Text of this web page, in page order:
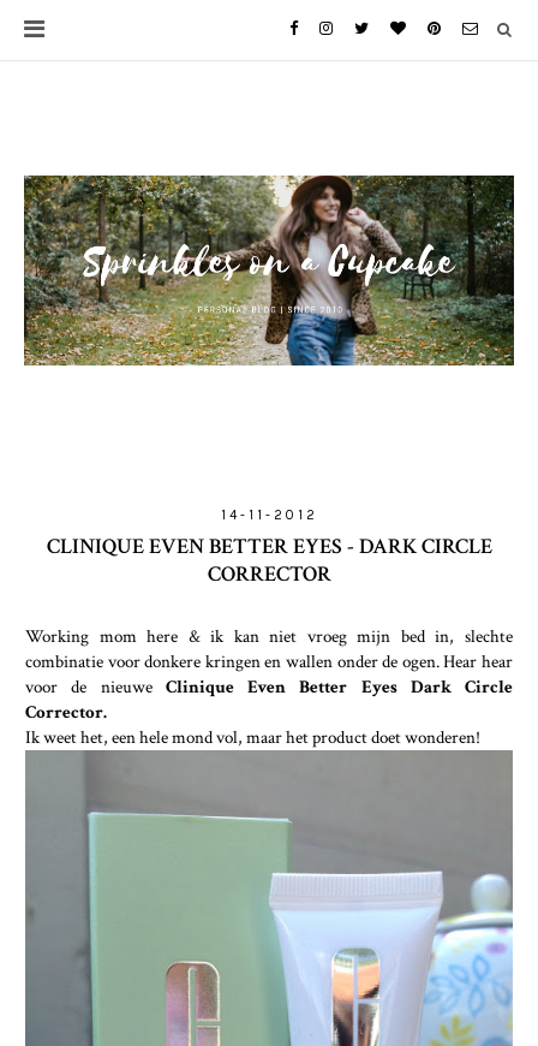
14-11-2012
CLINIQUE EVEN BETTER EYES - DARK CIRCLE
CORRECTOR
Working mom here & ik kan niet vroeg mijn bed in, slechte
combinatie voor donkere kringen en wallen onder de ogen. Hear hear
voor de nieuweClinique Even Better Eyes Dark Circle
Corrector.
Ik weet het, een hele mond vol, maar het product doet wonderen!